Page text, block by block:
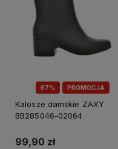
67% PROMOCJA
Kalosze damskie ZAXY
BB285046-02064
99,90 zł